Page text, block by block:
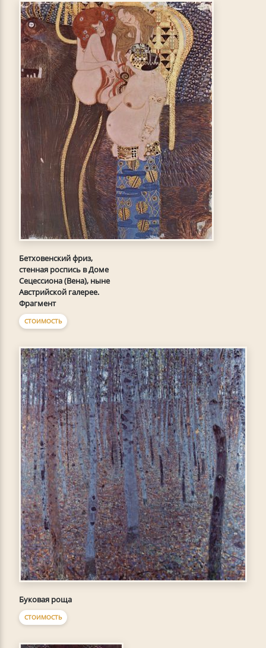
Бетховенский фриз,
стенная роспись в Доме
Сецессиона (Вена), ныне
Австрийской галерее.
Фрагмент
СТОИМОСТЬ
Буковая роща
СТОИМОСТЬ